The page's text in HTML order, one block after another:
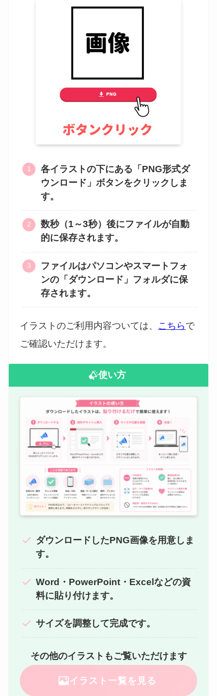
各イラストの下にある「PNG形式ダ
ウンロード」ボタンをクリックしま
す。
数秒（1～3秒）後にファイルが自動
的に保存されます。
ファイルはパソコンやスマートフォ
ンの「ダウンロード」フォルダに保
存されます。
イラストのご利用内容ついては、 こちらで
ご確認いただけます。
使い方
ダウンロードしたPNG画像を用意しま
す。
Word・PowerPoint・Excelなどの資
料に貼り付けます。
サイズを調整して完成です。
その他のイラストもご覧いただけます
イラスト一覧を見る